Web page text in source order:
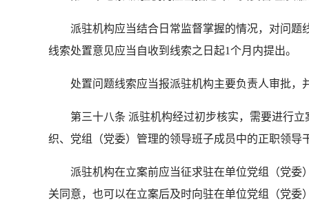
派驻机构应当结合日常监督掌握的情况，对问题
线索处置意见应当自收到线索之日起1个月内提出。
处置问题线索应当报派驻机构主要负责人审批，
第三十八条 派驻机构经过初步核实，需要进行立
织、党组（党委）管理的领导班子成员中的正职领
派驻机构在立案前应当征求驻在单位党组（党委
关同意，也可以在立案后及时向驻在单位党组（党委